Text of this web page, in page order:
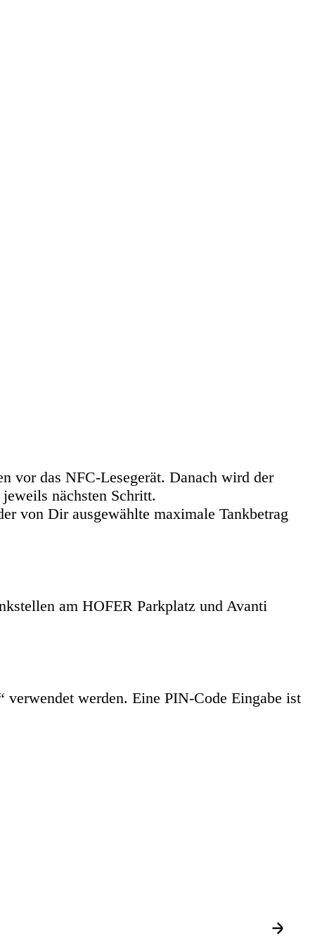
vor das NFC-Lesegerät. Danach wird der
nächsten Schritt.
von Dir ausgewählte maximale Tankbetrag
am HOFER Parkplatz und Avanti
werden. Eine PIN-Code Eingabe ist